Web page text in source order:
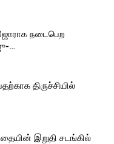
நடைபெற
…
திருச்சியில்
இறுதி சடங்கில்